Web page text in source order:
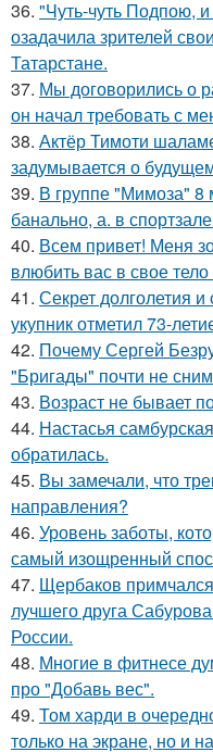
36. "Чуть-чуть Подпою,
озадачила зрителей
Татарстане.
37. Мы договорились о
он начал требовать с
38. Актёр Тимоти
задумывается о
39. В группе "Мимоза" 8
банально, а. в
40. Всем привет! Меня
влюбить вас в свое
41. Секрет долголетия
укупник отметил 73-
42. Почему Сергей
"Бригады" почти не
43. Возраст не бывает
44. Настасья
обратилась.
45. Вы замечали, что
направления?
46. Уровень заботы,
самый изощренный
47. Щербаков
лучшего друга
России.
48. Многие в фитнесе
про "Добавь вес".
49. Том харди в
только на экране, но и